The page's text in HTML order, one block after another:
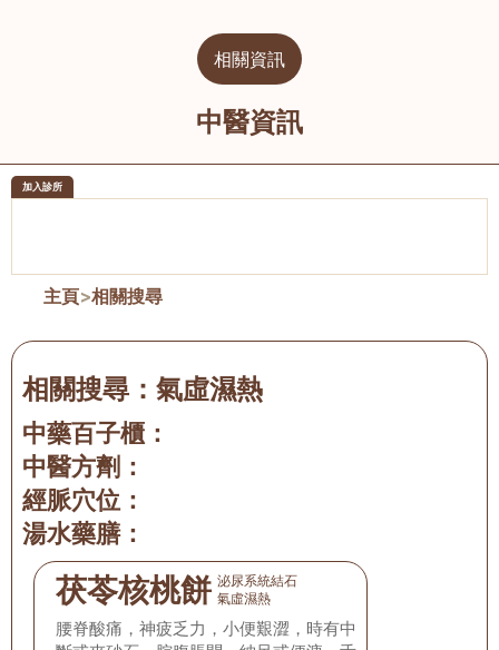
相關資訊
中醫資訊
加入診所
主頁>相關搜尋
相關搜尋： 氣虛濕熱
中藥百子櫃：
中醫方劑：
經脈穴位：
湯水藥膳：
茯苓核桃餅 泌尿系統結石
氣虛濕熱
腰脊酸痛，神疲乏力，小便艱澀，時有中